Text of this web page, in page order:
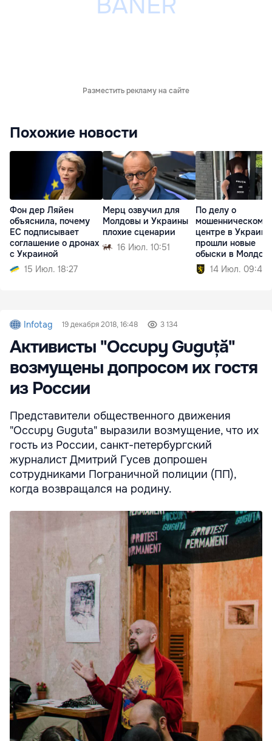
Разместить рекламу на сайте
Похожие новости
Фон дер Ляйен
объяснила, почему
ЕС подписывает
соглашение о дронах
с Украиной
15 Июл. 18:27
Мерц озвучил для
Молдовы и Украины
плохие сценарии
16 Июл. 10:51
По делу о
мошенническом
центре в Украине
прошли новые
обыски в
14 Июл. 09:40
Infotag 19 декабря 2018, 16:48 3 134
Активисты "Occupy Guguță"
возмущены допросом их гостя
из России
Представители общественного движения
"Occupy Guguta" выразили возмущение, что их
гость из России, санкт-петербургский
журналист Дмитрий Гусев допрошен
сотрудниками Пограничной полиции (ПП),
когда возвращался на родину.